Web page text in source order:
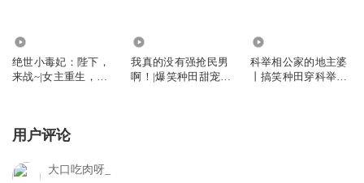
绝世小毒妃：陛下，
来战~|女主重生，吊
我真的没有强抢民男
啊！|爆笑种田甜宠丨
科举相公家的地主婆
丨搞笑种田穿科举发
用户评论
大口吃肉呀_